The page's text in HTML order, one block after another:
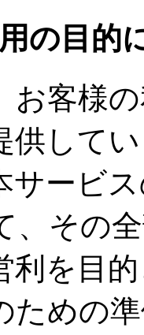
の目的
お客様
供して
サービ
、その
利を目
ための